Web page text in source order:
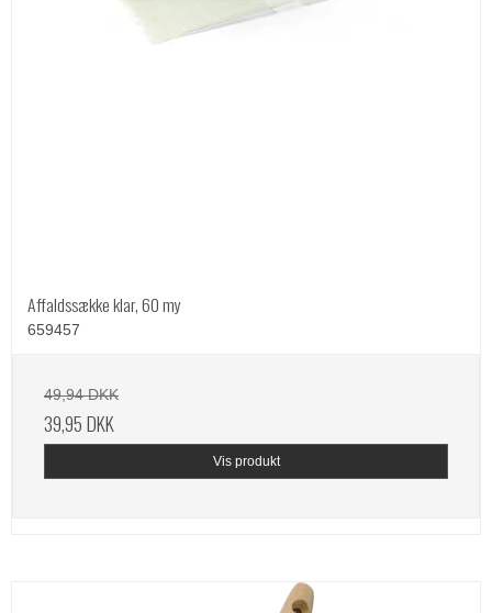
Affaldssække klar, 60 my
659457
49,94 DKK
39,95 DKK
Vis produkt